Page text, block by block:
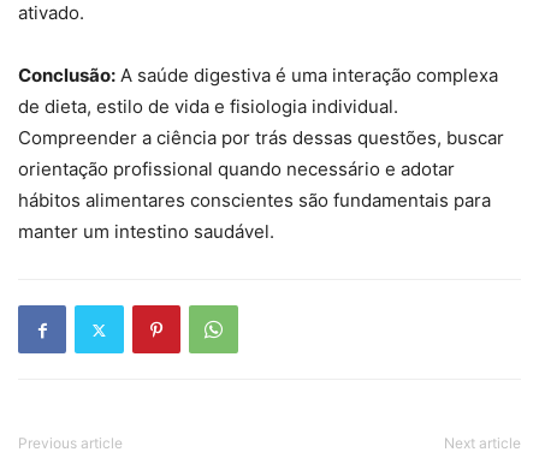
ativado.
Conclusão: A saúde digestiva é uma interação complexa
de dieta, estilo de vida e fisiologia individual.
Compreender a ciência por trás dessas questões, buscar
orientação profissional quando necessário e adotar
hábitos alimentares conscientes são fundamentais para
manter um intestino saudável.
Previous article Next article